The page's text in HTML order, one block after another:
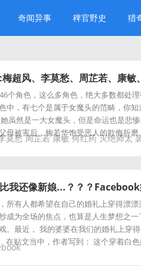
奇闻异事 稗官野史 猎
超风、李莫愁、周芷若、康敏
个角色，这么多角色，绝大多数都处
中，有七个是属于女魔头的范畴，你
虽然是一大女魔头，但是命运也是悲
母被害后，梅若华饱受恶人的欺侮折磨
莫愁 周芷若 康敏 何红药 灭绝师太
我还像新娘...？？？
所有人都希望在自己的婚礼上穿得漂
成为全场的焦点，也算是人生梦想之
。最近， 我的婆婆在我们的婚礼上穿
在贴文当中，作者写到： 这个穿着白